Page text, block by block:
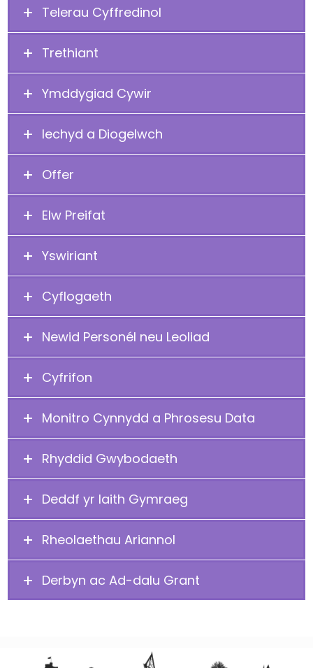
Telerau Cyffredinol
Trethiant
Ymddygiad Cywir
Iechyd a Diogelwch
Offer
Elw Preifat
Yswiriant
Cyflogaeth
Newid Personél neu Leoliad
Cyfrifon
Monitro Cynnydd a Phrosesu Data
Rhyddid Gwybodaeth
Deddf yr Iaith Gymraeg
Rheolaethau Ariannol
Derbyn ac Ad-dalu Grant